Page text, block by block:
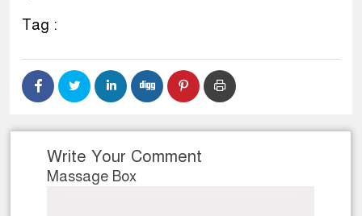
Tag :
Write Your Comment
Massage Box